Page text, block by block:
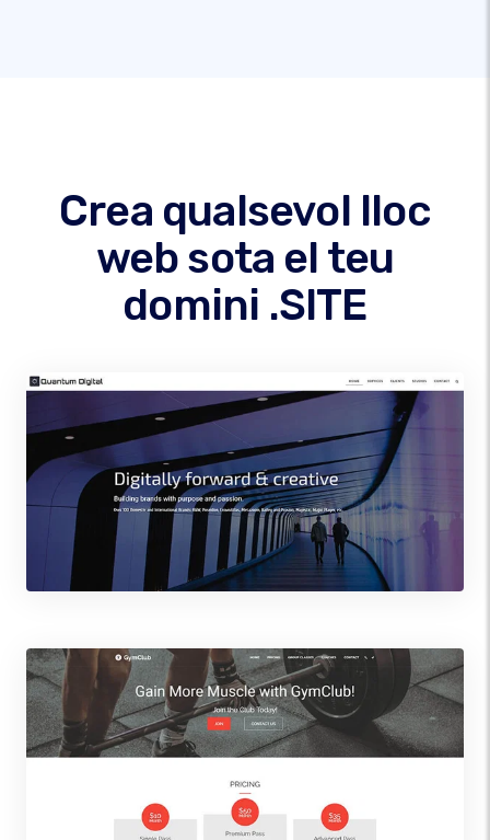
Crea qualsevol lloc
web sota el teu
domini .SITE